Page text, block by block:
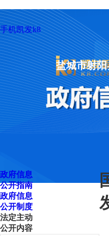
手机凯发k8
盐城市射阳
政府信息
公开指南
政府信息
公开制度
法定主动
公开内容